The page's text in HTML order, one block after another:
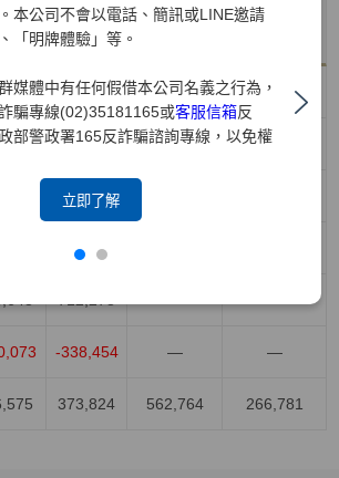
本公司不會以電話、簡訊或LINE邀請
「明牌體驗」等。
媒體中有任何假借本公司名義之行為，
騙專線(02)35181165或客服信箱反
部警政署165反詐騙諮詢專線，以免權
立即了解
值
31
VaR平均
值
VaR最大值 VaR最小值
371,043 528,908 264,044
155,709 232,839 91,949
137,958
47,568
-338,454 — —
373,824 562,764 266,781